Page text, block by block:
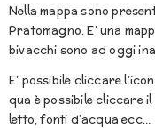
Nella mappa sono
Pratomagno. E’ una
bivacchi sono ad oggi
E’ possibile cliccare
qua è possibile cliccare
letto, fonti d’acqua ecc…